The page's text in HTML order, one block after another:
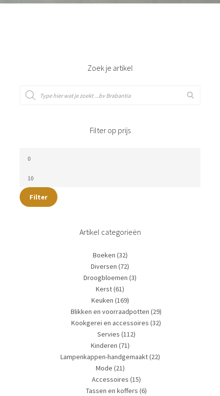
Zoek je artikel
Filter op prijs
Filter
Artikel categorieën
Boeken (32)
Diversen (72)
Droogbloemen (3)
Kerst(61)
Keuken (169)
Blikken en voorraadpotten (29)
Kookgerei en accessoires (32)
Servies (112)
Kinderen (71)
Lampenkappen-handgemaakt(22)
Mode (21)
Accessoires (15)
Tassen en koffers (6)